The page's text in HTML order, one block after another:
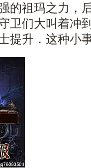
的祖玛之力，
卫们大叫着冲
提升．这种小